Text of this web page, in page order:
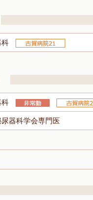
科
科
尿器科学会専門医